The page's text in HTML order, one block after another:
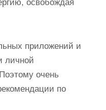
освобождая
приложений и
личной
очень
по